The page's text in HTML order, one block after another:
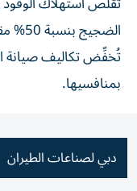
بمنافسيها.
دبي لصناعات الطيران